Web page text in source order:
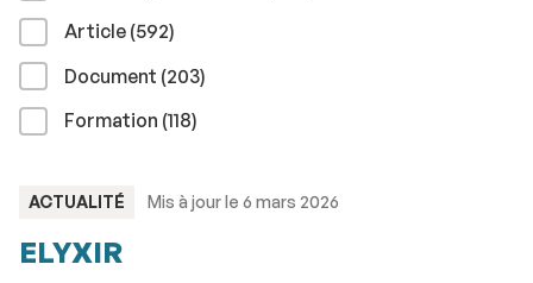
Article (592résultats
)
Document (203résultats
)
Formation (118résultats
)
TYPE
ACTUALITÉ Mis à jour le 6 mars 2026
ELYXIR